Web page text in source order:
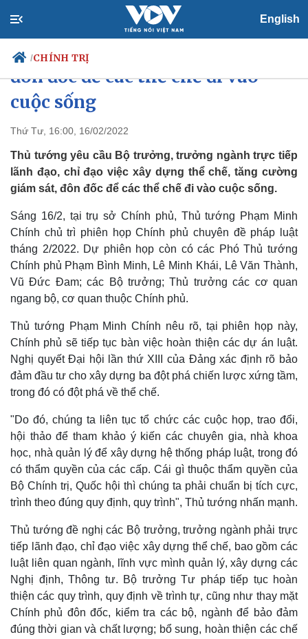
English
/CHÍNH TRỊ
Chính trị
Đảng
Tổ chức nhân sự
Quốc hội
Nhận diện sự thật
Tin 24h
Dự báo thời tiết
Giáo dục
Dấu ấn VOV
Biển đảo
Thế giới
Quan sát
Cuộc sống đó đây
Hồ sơ
Multimedia
Video
E-Magazine
Infographic
Thủ tướng: Tăng cường kiểm tra,
đôn đốc để các thể chế đi vào
cuộc sống
Thứ Tư, 16:00, 16/02/2022
Thủ tướng yêu cầu Bộ trưởng, trưởng ngành trực tiếp
lãnh đạo, chỉ đạo việc xây dựng thể chế, tăng cường
giám sát, đôn đốc để các thể chế đi vào cuộc sống.
Sáng 16/2, tại trụ sở Chính phủ, Thủ tướng Phạm Minh
Chính chủ trì phiên họp Chính phủ chuyên đề pháp luật
tháng 2/2022. Dự phiên họp còn có các Phó Thủ tướng
Chính phủ Phạm Bình Minh, Lê Minh Khái, Lê Văn Thành,
Vũ Đức Đam; các Bộ trưởng; Thủ trưởng các cơ quan
ngang bộ, cơ quan thuộc Chính phủ.
Thủ tướng Phạm Minh Chính nêu rõ, tại phiên họp này,
Chính phủ sẽ tiếp tục bàn việc hoàn thiện các dự án luật.
Nghị quyết Đại hội lần thứ XIII của Đảng xác định rõ bảo
đảm đầu tư cho xây dựng ba đột phá chiến lược xứng tầm,
trong đó có đột phá về thể chế.
"Do đó, chúng ta liên tục tổ chức các cuộc họp, trao đổi,
hội thảo để tham khảo ý kiến các chuyên gia, nhà khoa
học, nhà quản lý để xây dựng hệ thống pháp luật, trong đó
có thẩm quyền của các cấp. Cái gì thuộc thẩm quyền của
Bộ Chính trị, Quốc hội thì chúng ta phải chuẩn bị tích cực,
trình theo đúng quy định, quy trình", Thủ tướng nhấn mạnh.
Thủ tướng đề nghị các Bộ trưởng, trưởng ngành phải trực
tiếp lãnh đạo, chỉ đạo việc xây dựng thể chế, bao gồm các
luật liên quan ngành, lĩnh vực mình quản lý, xây dựng các
Nghị định, Thông tư. Bộ trưởng Tư pháp tiếp tục hoàn
thiện các quy trình, quy định về trình tự, cũng như thay mặt
Chính phủ đôn đốc, kiểm tra các bộ, ngành để bảo đảm
đúng thời gian và chất lượng; bổ sung, hoàn thiện các chế